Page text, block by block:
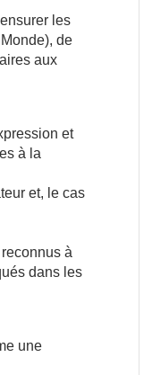
les
de
aux
et
à la
et, le cas
à
dans les
une